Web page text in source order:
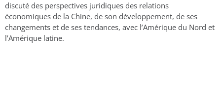
discuté des perspectives juridiques des relations
économiques de la Chine, de son développement, de ses
changements et de ses tendances, avec l’Amérique du Nord et
l’Amérique latine.